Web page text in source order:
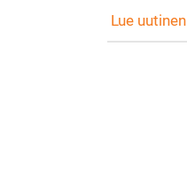
Lue uutinen